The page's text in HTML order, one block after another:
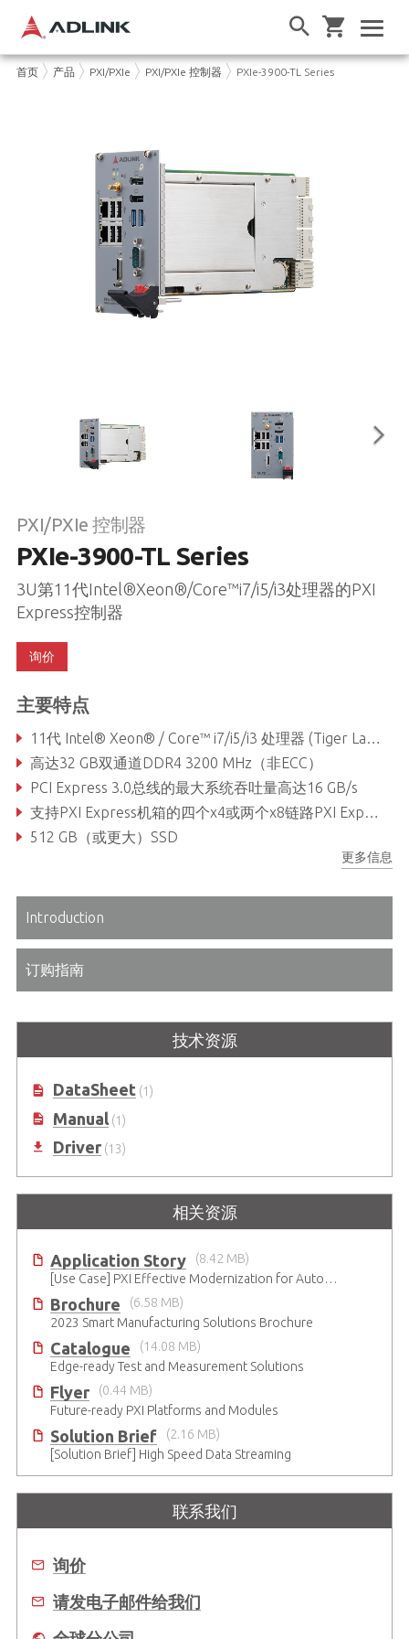
首页 产品 PXI/PXIe PXI/PXIe 控制器 PXIe-3900-TL Series
PXI/PXIe 控制器
PXIe-3900-TL Series
3U第11代Intel®Xeon®/Core™i7/i5/i3处理器的PXI
Express控制器
询价
主要特点
11代 Intel® Xeon® / Core™ i7/i5/i3 处理器 (Tiger Lake)
高达32 GB双通道DDR4 3200 MHz（非ECC）
PCI Express 3.0总线的最大系统吞吐量高达16 GB/s
支持PXI Express机箱的四个x4或两个x8链路PXI Express链路功能
512 GB（或更大）SSD
双GbE、四USB 2.0、双USB 3.0、GPIB（IEEE488）控制器更多信息
Introduction
订购指南
技术资源
DataSheet(1)
Manual(1)
Driver(13)
相关资源
Application Story
(8.42 MB)
[Use Case] PXI Effective Modernization for Automated Testing
Brochure
(6.58 MB)
2023 Smart Manufacturing Solutions Brochure
Catalogue
(14.08 MB)
Edge-ready Test and Measurement Solutions
Flyer
(0.44 MB)
Future-ready PXI Platforms and Modules
Solution Brief
(2.16 MB)
[Solution Brief] High Speed Data Streaming
联系我们
询价
请发电子邮件给我们